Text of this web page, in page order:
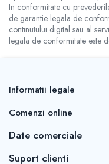
In conformitate cu
de garantie legala de
continutului digital sau al
legala de conformitate este
Informatii legale
Comenzi online
Date comerciale
Suport clienti